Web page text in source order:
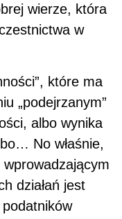
wierze, która
w
które ma
„podejrzanym”
albo wynika
No właśnie,
wprowadzającym
działań jest